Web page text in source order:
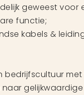
geweest voor
functie;
kabels &
bedrijfscultuur